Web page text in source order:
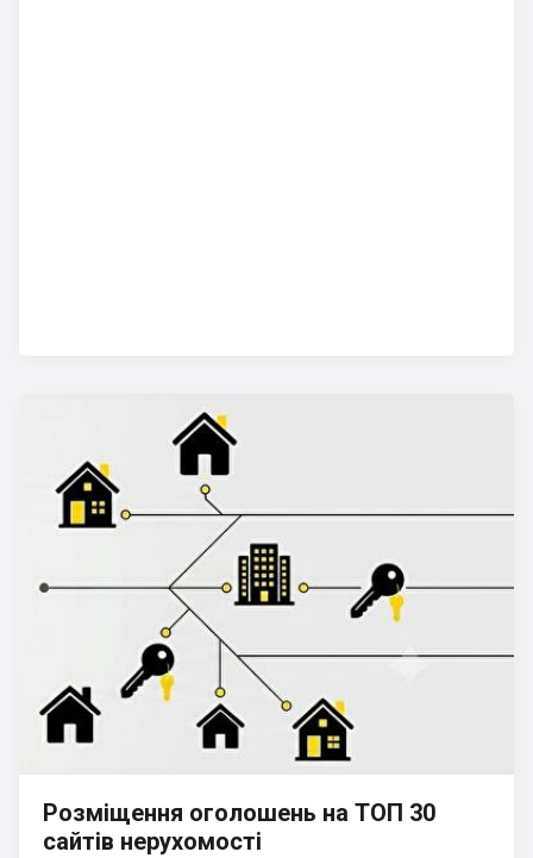
Розміщення оголошень на ТОП 30
сайтів нерухомості